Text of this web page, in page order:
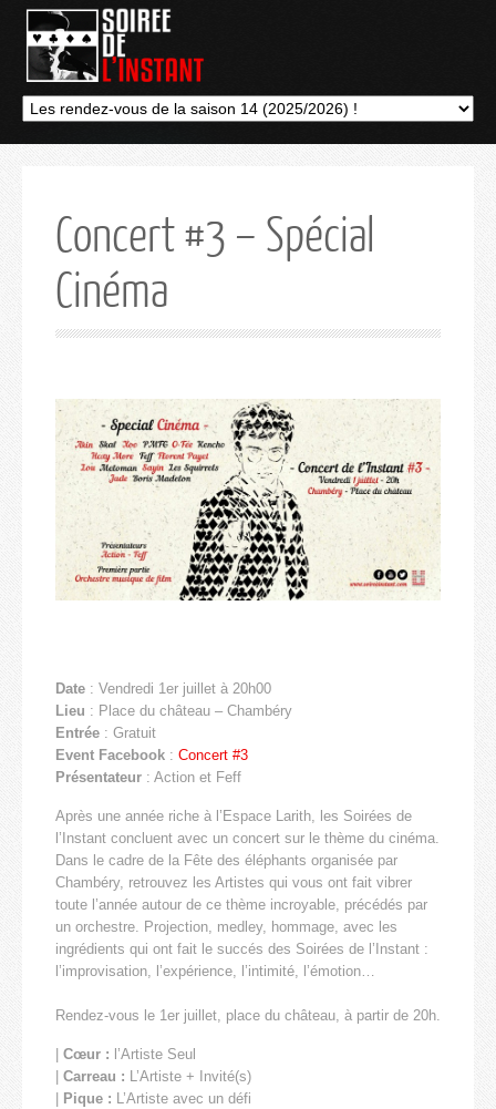
Concert #3 – Spécial
Cinéma
Date : Vendredi 1er juillet à 20h00
Lieu : Place du château – Chambéry
Entrée : Gratuit
Event Facebook : Concert #3
Présentateur : Action et Feff
Après une année riche à l’Espace Larith, les Soirées de
l’Instant concluent avec un concert sur le thème du cinéma.
Dans le cadre de la Fête des éléphants organisée par
Chambéry, retrouvez les Artistes qui vous ont fait vibrer
toute l’année autour de ce thème incroyable, précédés par
un orchestre. Projection, medley, hommage, avec les
ingrédients qui ont fait le succés des Soirées de l’Instant :
l’improvisation, l’expérience, l’intimité, l’émotion…
Rendez-vous le 1er juillet, place du château, à partir de 20h.
| Cœur : l’Artiste Seul
| Carreau : L’Artiste + Invité(s)
| Pique : L’Artiste avec un défi